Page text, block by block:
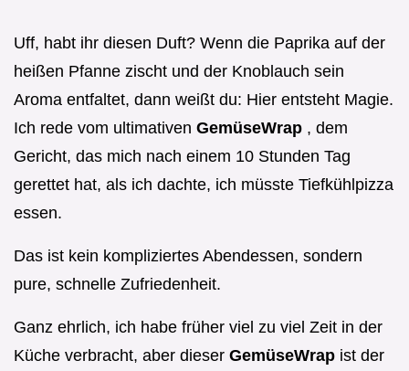
Uff, habt ihr diesen Duft? Wenn die Paprika auf der
heißen Pfanne zischt und der Knoblauch sein
Aroma entfaltet, dann weißt du: Hier entsteht Magie.
Ich rede vom ultimativen GemüseWrap , dem
Gericht, das mich nach einem 10 Stunden Tag
gerettet hat, als ich dachte, ich müsste Tiefkühlpizza
essen.
Das ist kein kompliziertes Abendessen, sondern
pure, schnelle Zufriedenheit.
Ganz ehrlich, ich habe früher viel zu viel Zeit in der
Küche verbracht, aber dieser GemüseWrap ist der